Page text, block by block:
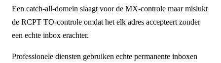
Een catch-all-domein slaagt voor de MX-controle maar mislukt
de RCPT TO-controle omdat het elk adres accepteert zonder
een echte inbox erachter.
Professionele diensten gebruiken echte permanente inboxen